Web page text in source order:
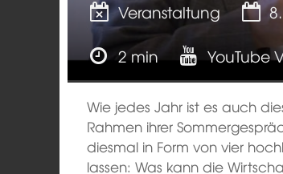
Veranstaltung
2 min
YouTube
Wie jedes Jahr ist es auch
Rahmen ihrer
diesmal in Form von vier
lassen: Was kann die